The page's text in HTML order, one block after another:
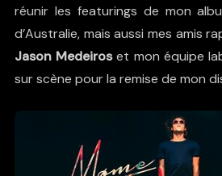
réunir les featurings de mon
d’Australie, mais aussi mes amis
Jason Medeiroset mon équipe
sur scène pour la remise de mon